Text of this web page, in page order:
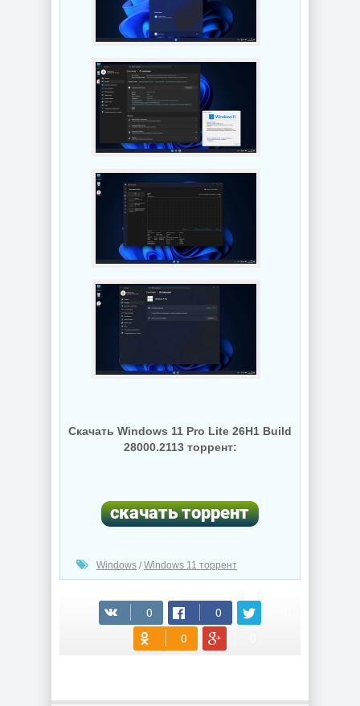
Скачать Windows 11 Pro Lite 26H1 Build
28000.2113 торрент:
(cкачиваний: 400)
Windows / Windows 11 торрент